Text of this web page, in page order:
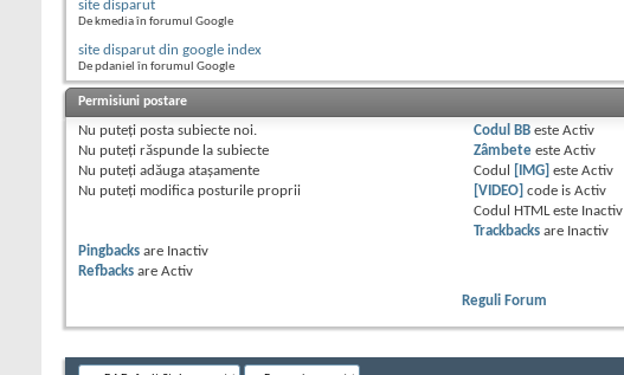
site disparut
De kmedia în forumul Google
site disparut din google index
De pdaniel în forumul Google
Permisiuni postare
Nu puteţi posta subiecte noi.
Nu puteţi răspunde la subiecte
Nu puteţi adăuga ataşamente
Nu puteţi modifica posturile proprii
Codul BB esteActiv
Zâmbete esteActiv
Codul
[IMG] esteActiv
[VIDEO] code isActiv
Codul HTML este Inactiv
Trackbacks are Inactiv
Pingbacks are Inactiv
Refbacks are Activ
Reguli Forum